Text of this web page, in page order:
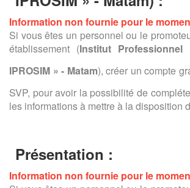
Information non fournie pour le
Si vous êtes un personnel ou le
établissement (Institut
IPROSIM » - Matam), créer un compte
SVP, pour avoir la possibilité de
les informations à mettre à la disposition
Présentation :
Information non fournie pour le